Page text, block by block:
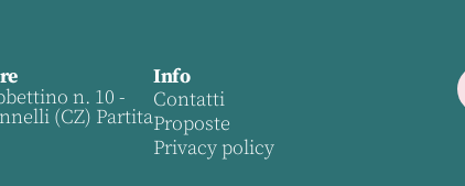
n. 10 -
(CZ) Partita
Info
Contatti
Proposte
Privacy policy